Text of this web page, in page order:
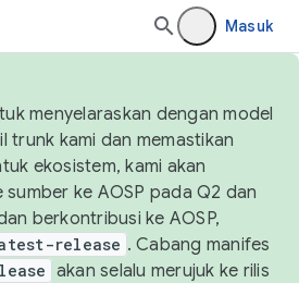
Masuk
menyelaraskan dengan model
trunk kami dan memastikan
ekosistem, kami akan
ke AOSP pada Q2 dan
berkontribusi ke AOSP,
release . Cabang manifes
akan selalu merujuk ke rilis